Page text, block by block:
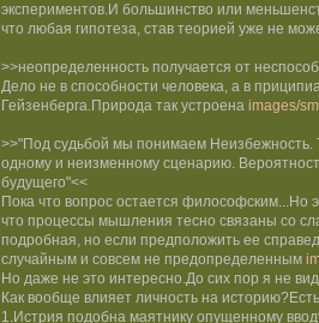
экспериментов.И большинство или
что любая гипотеза, став теорией уже не
>>неопределенность получается от
Дело не в способности человека, а в
Гейзенберга.Природа так устроена images/
>>"Под судьбой мы понимаем Неизбежность.
одному и неизменному сценарию.
будущего"<<
Пока что вопрос остается философским...Но
что процессы мышления тесно связаны со
подробная, но если предположить ее
случайным и совсем не предопределенным
Но даже не это интересно.До сих пор я не
Как вообще влияет личность на
1.Истрия подобна маятнику опущенному